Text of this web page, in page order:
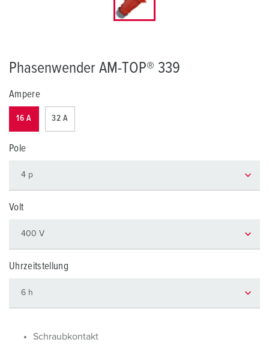
Phasenwender AM-TOP® 339
Ampere
16 A 32 A
Pole
Volt
Uhrzeitstellung
Schraubkontakt